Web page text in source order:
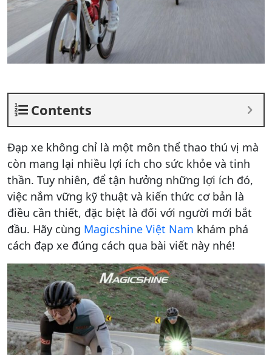
Contents
Đạp xe không chỉ là một môn thể thao thú vị mà
còn mang lại nhiều lợi ích cho sức khỏe và tinh
thần. Tuy nhiên, để tận hưởng những lợi ích đó,
việc nắm vững kỹ thuật và kiến thức cơ bản là
điều cần thiết, đặc biệt là đối với người mới bắt
đầu. Hãy cùng Magicshine Việt Nam khám phá
cách đạp xe đúng cách qua bài viết này nhé!